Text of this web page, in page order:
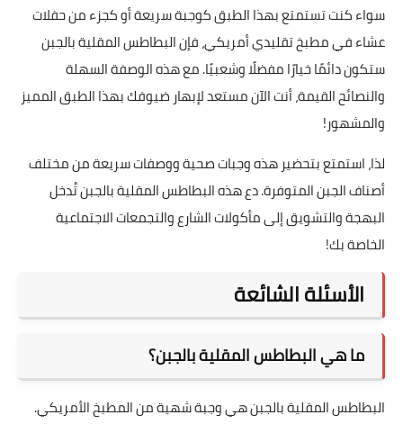
سواء كنت تستمتع بهذا الطبق كوجبة سريعة أو كجزء من حفلات
عشاء في مطبخ تقليدي أمريكي، فإن البطاطس المقلية بالجبن
ستكون دائمًا خيارًا مفضلًا وشعبيًا. مع هذه الوصفة السهلة
والنصائح القيمة، أنت الآن مستعد لإبهار ضيوفك بهذا الطبق المميز
والمشهور!
لذا، استمتع بتحضير هذه وجبات صحية ووصفات سريعة من مختلف
أصناف الجبن المتوفرة. دع هذه البطاطس المقلية بالجبن تُدخل
البهجة والتشويق إلى مأكولات الشارع والتجمعات الاجتماعية
الخاصة بك!
الأسئلة الشائعة
ما هي البطاطس المقلية بالجبن؟
البطاطس المقلية بالجبن هي وجبة شهية من المطبخ الأمريكي.